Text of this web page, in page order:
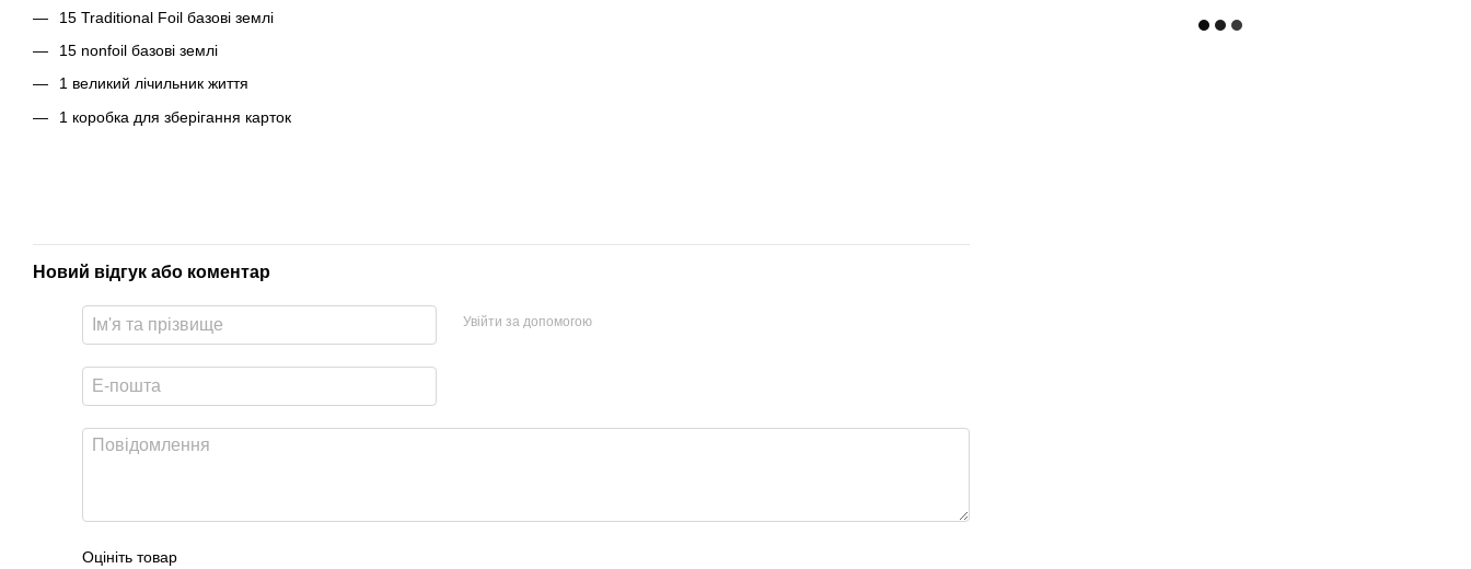
15 Traditional Foil базові землі
15 nonfoil базові землі
1 великий лічильник життя
1 коробка для зберігання карток
Новий відгук або коментар
Увійти за допомогою
Оцініть товар